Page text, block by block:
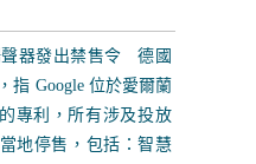
聲器發出禁售令 德國
指 Google 位於愛爾蘭
專利，所有涉及投放
當地停售，包括：智慧